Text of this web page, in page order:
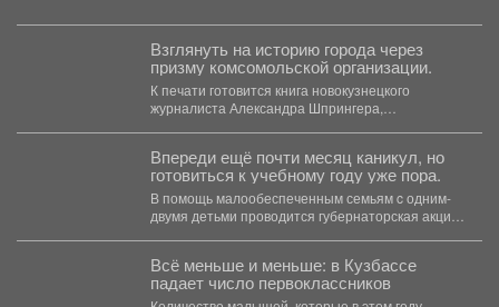
Взглянуть на историю города через
призму комсомольской организации.
К печати готовится книга новокузнецкого
журналиста Александра Шпрингера,
Впереди ещё почти месяц каникул, но
готовиться к учебному году уже пора.
В помощь малообеспеченным семьям c одним-
двумя детьми проводится губернаторская акция
Всё меньше и меньше: в Кузбассе
падает число первоклассников